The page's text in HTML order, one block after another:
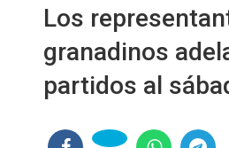
Los
granadinos
partidos al